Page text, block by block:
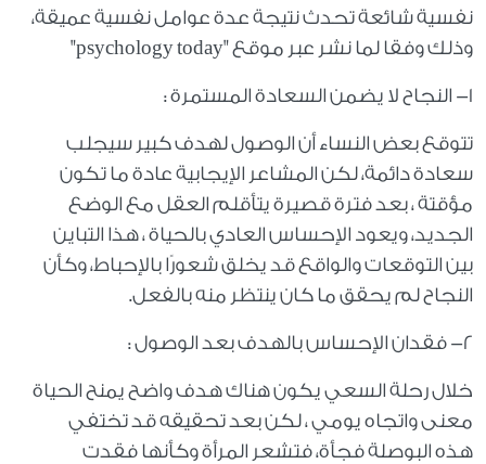
نفسية شائعة تحدث نتيجة عدة عوامل نفسية عميقة،
وذلك وفقا لما نشر عبر موقع "psychology today"
١- النجاح لا يضمن السعادة المستمرة :
تتوقع بعض النساء أن الوصول لهدف كبير سيجلب
سعادة دائمة، لكن المشاعر الإيجابية عادة ما تكون
مؤقتة ، بعد فترة قصيرة يتأقلم العقل مع الوضع
الجديد، ويعود الإحساس العادي بالحياة ، هذا التباين
بين التوقعات والواقع قد يخلق شعورًا بالإحباط، وكأن
النجاح لم يحقق ما كان ينتظر منه بالفعل.
٢- فقدان الإحساس بالهدف بعد الوصول :
خلال رحلة السعي يكون هناك هدف واضح يمنح الحياة
معنى واتجاه يومي ، لكن بعد تحقيقه قد تختفي
هذه البوصلة فجأة، فتشعر المرأة وكأنها فقدت